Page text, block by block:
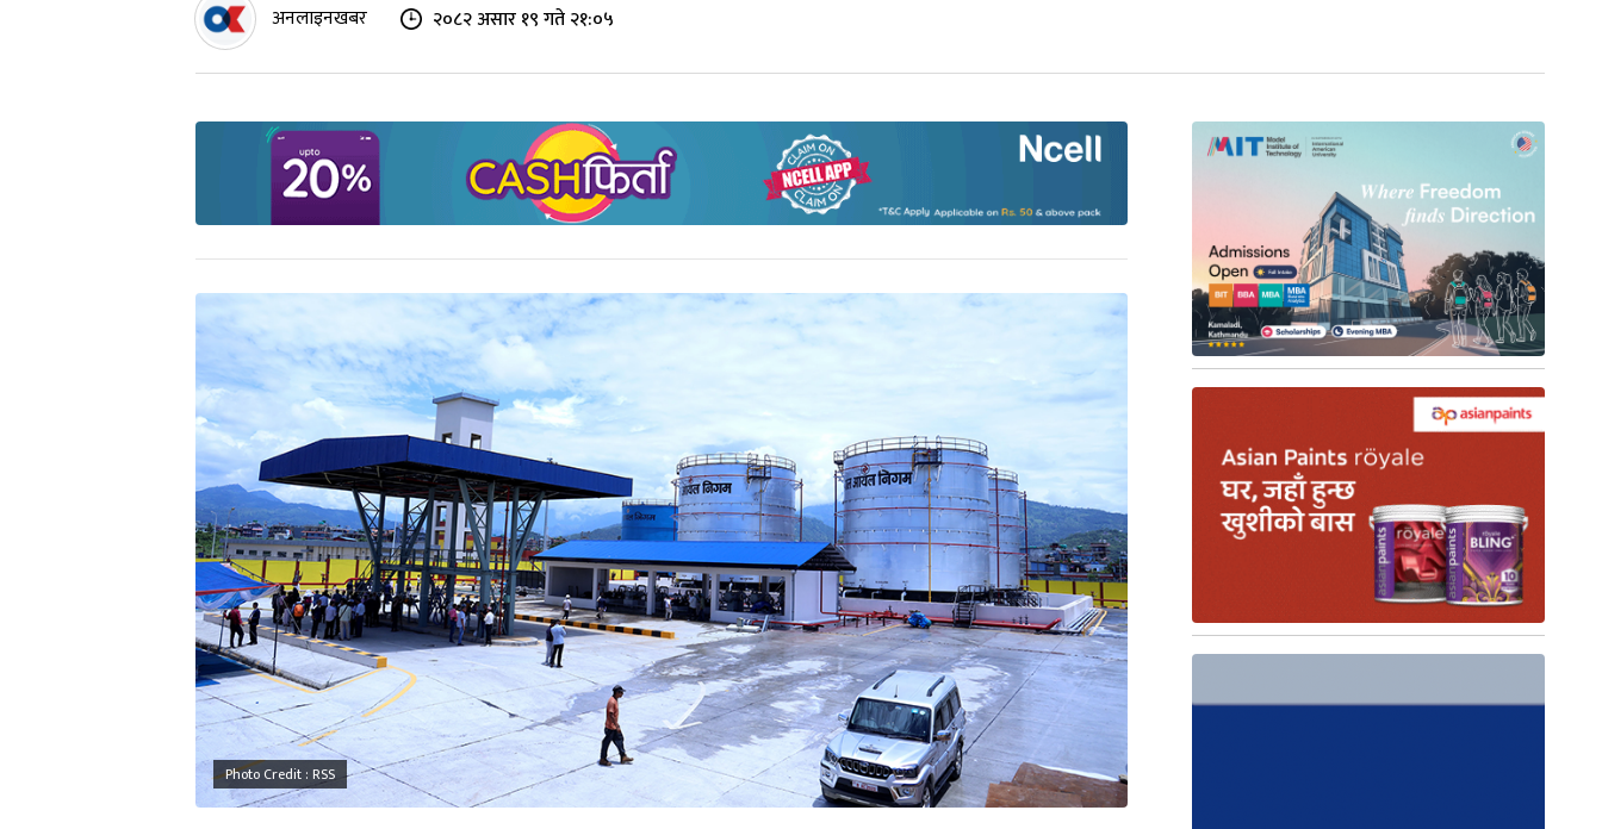
अनलाइनखबर २०८२ असार १९ गते २१:०५
Photo Credit : RSS